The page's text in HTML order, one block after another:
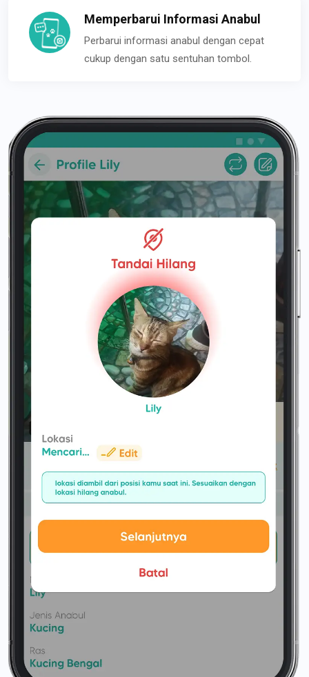
Memperbarui Informasi Anabul
Perbarui informasi anabul dengan cepat
cukup dengan satu sentuhan tombol.